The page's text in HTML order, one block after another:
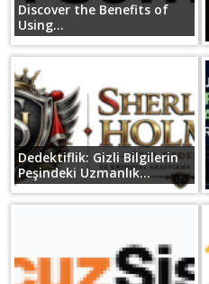
Discover the Benefits of
Using...
Dedektiflik: Gizli Bilgilerin
Peşindeki Uzmanlık...